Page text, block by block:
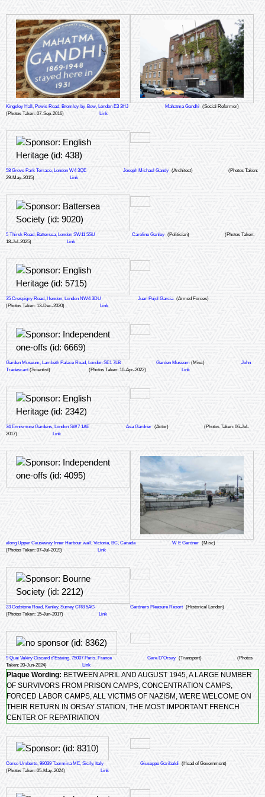
Kingsley Hall, Powis Road, Bromley-by-Bow, London E3 3HJ Mahatma Gandhi (Social Reformer)
(Photos Taken: 07-Sep-2016)
Link
58 Grove Park Terrace, London W4 3QE Joseph Michael Gandy (Architect)
(Photos Taken:
29-May-2015)
Link
5 Thirsk Road, Battersea, London SW11 5SU Caroline Ganley (Politician)
(Photos Taken:
18-Jul-2025)
Link
35 Crespigny Road, Hendon, London NW4 3DU Juan Pujol Garcia (Armed Forces)
(Photos Taken: 13-Dec-2020)
Link
Garden Museum, Lambeth Palace Road, London SE1 7LB Garden Museum (Misc)
John
Tradescant(Scientist) (Photos Taken: 10-Apr-2022) Link
34 Ennismore Gardens, London SW7 1AE Ava Gardner (Actor)
(Photos Taken: 06-Jul-
2017)
Link
along Upper Causeway Inner Harbour wall, Victoria, BC, Canada W E Gardner (Misc)
(Photos Taken: 07-Jul-2019)
Link
23 Godstone Road, Kenley, Surrey CR8 5AG Gardners Pleasure Resort (Historical London)
(Photos Taken: 15-Jun-2017)
Link
9 Quai Valéry Giscard d'Estaing, 75007 Paris, France Gare D'Orsay (Transport)
(Photos
Taken: 20-Jun-2024)
Link
Plaque Wording: BETWEEN APRIL AND AUGUST 1945, A LARGE NUMBER
OF SURVIVORS FROM PRISON CAMPS, CONCENTRATION CAMPS,
FORCED LABOR CAMPS, ALL VICTIMS OF NAZISM, WERE WELCOME ON
THEIR RETURN IN ORSAY STATION, THE MOST IMPORTANT FRENCH
CENTER OF REPATRIATION
Corso Umberto, 98039 Taormina ME, Sicily, Italy Giuseppe Garibaldi (Head of Government)
(Photos Taken: 05-May-2024)
Link